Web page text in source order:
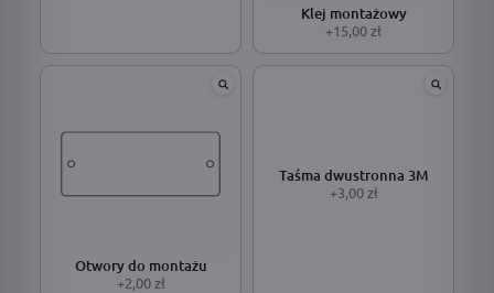
Klej montażowy
+15,00 zł
Otwory do montażu
+2,00 zł
Taśma dwustronna 3M
+3,00 zł